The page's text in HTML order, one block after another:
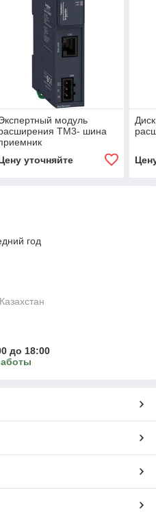
модуль
ТМ3- шина
уточняйте
год
до 18:00